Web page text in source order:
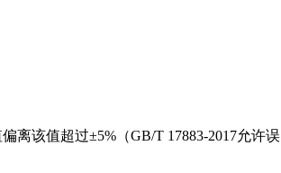
离该值超过±5%（GB/T 17883-2017允许误